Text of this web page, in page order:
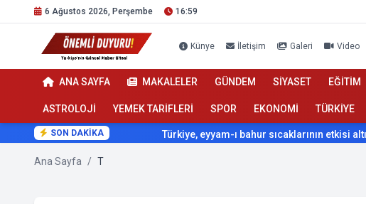
6 Ağustos 2026, Perşembe 16:59
Künye İletişim Galeri Video
ANA SAYFA MAKALELER GÜNDEM SİYASET EĞİTİM
ASTROLOJİ YEMEK TARİFLERİ SPOR EKONOMİ TÜRKİYE
SON DAKİKA Türkiye, eyyam-ı bahur sıcaklarının etkisi altına giriyor
Ana Sayfa / T